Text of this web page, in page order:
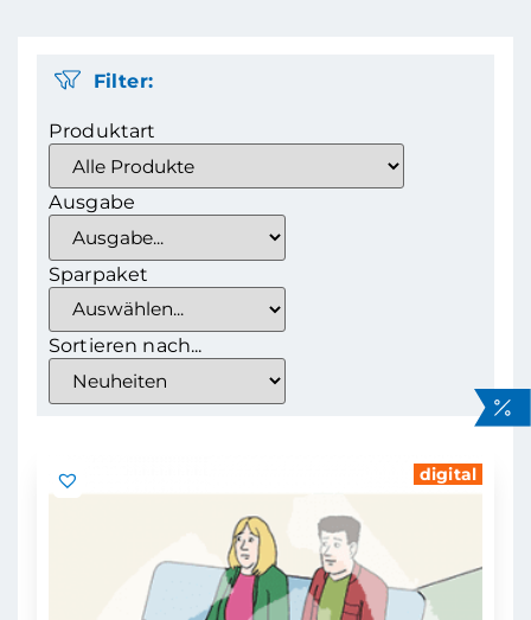
Filter:
Produktart
Ausgabe
Sparpaket
Sortieren nach...
digital